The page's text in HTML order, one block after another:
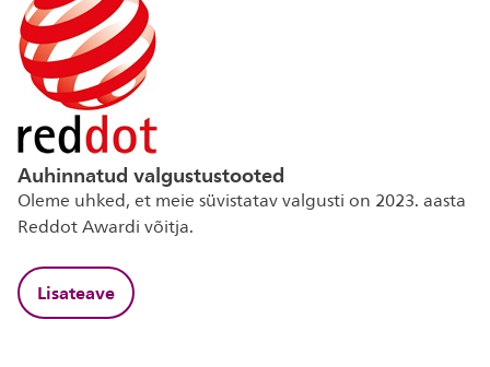
Auhinnatud valgustustooted
Oleme uhked, et meie süvistatav valgusti on 2023. aasta
Reddot Awardi võitja.
Lisateave